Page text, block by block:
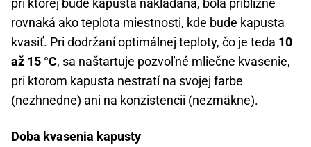
pri ktorej bude kapusta nakladaná, bola približne
rovnaká ako teplota miestnosti, kde bude kapusta
kvasiť. Pri dodržaní optimálnej teploty, čo je teda 10
až 15 °C, sa naštartuje pozvoľné mliečne kvasenie,
pri ktorom kapusta nestratí na svojej farbe
(nezhnedne) ani na konzistencii (nezmäkne).
Doba kvasenia kapusty